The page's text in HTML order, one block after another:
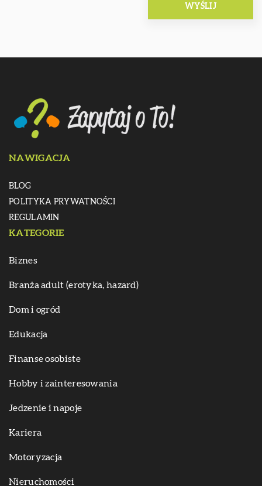
NAWIGACJA
BLOG
POLITYKA PRYWATNOŚCI
REGULAMIN
KATEGORIE
Biznes
Branża adult (erotyka, hazard)
Dom i ogród
Edukacja
Finanse osobiste
Hobby i zainteresowania
Jedzenie i napoje
Kariera
Motoryzacja
Nieruchomości